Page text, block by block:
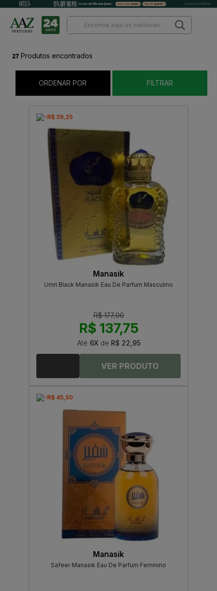
27 Produtos encontrados
ORDENAR POR FILTRAR
-R$ 39,25
Manasik
Umri Black Manasik Eau De Parfum Masculino
R$ 177,00
R$ 137,75
Até 6Xde R$ 22,95
-R$ 45,50
Manasik
Safeer Manasik Eau De Parfum Feminino